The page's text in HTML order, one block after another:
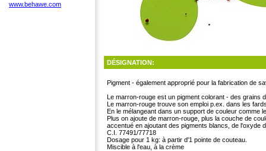
www.behawe.com
DÉSIGNATION:
Pigment - également approprié pour la fabrication de
Le marron-rouge est un pigment colorant - des grains
Le marron-rouge trouve son emploi p.ex. dans les
En le mélangeant dans un support de couleur comme
Plus on ajoute de marron-rouge, plus la couche de
accentué en ajoutant des pigments blancs, de l'oxyde
C.I. 77491/77718
Dosage pour 1 kg: à partir d'1 pointe de couteau.
Miscible à l'eau, à la crème